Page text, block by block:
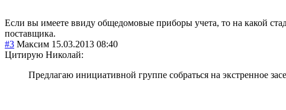
Если вы имеете ввиду общедомовые приборы учета, то на какой
поставщика.
#3 Максим 15.03.2013 08:40
Цитирую Николай:
Предлагаю инициативной группе собраться на экстренное